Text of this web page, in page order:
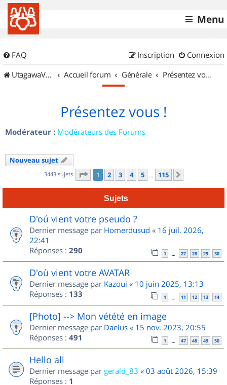
Menu
FAQ Connexion
Inscription
UtagawaVTT (Randos VTT et VTTAE avec traces GPS)
Accueil forum Générale Présentez vous !
Présentez vous !
Modérateur : Modérateurs des Forums
Nouveau sujet
3443 sujets Page 1sur 115
1 2 3 4 5 … 115
Sujets
D'oú vient votre pseudo ?
Dernier message par Homerdusud « 16 juil. 2026,
22:41
Réponses : 290 1 … 27 28 29 30
D'où vient votre AVATAR
Dernier message par Kazoui « 10 juin 2025, 13:13
Réponses : 133 1 … 11 12 13 14
[Photo] --> Mon vétété en image
Dernier message par Daelus « 15 nov. 2023, 20:55
Réponses : 491 1 … 47 48 49 50
Hello all
Dernier message par gerald_83 « 03 août 2026, 15:39
Réponses : 1